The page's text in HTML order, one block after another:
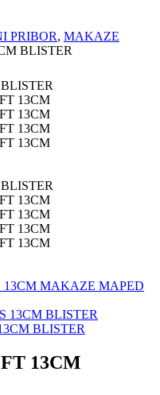
PRIBOR, MAKAZE
BLISTER
MAKAZE MAPED
BLISTER
13CM